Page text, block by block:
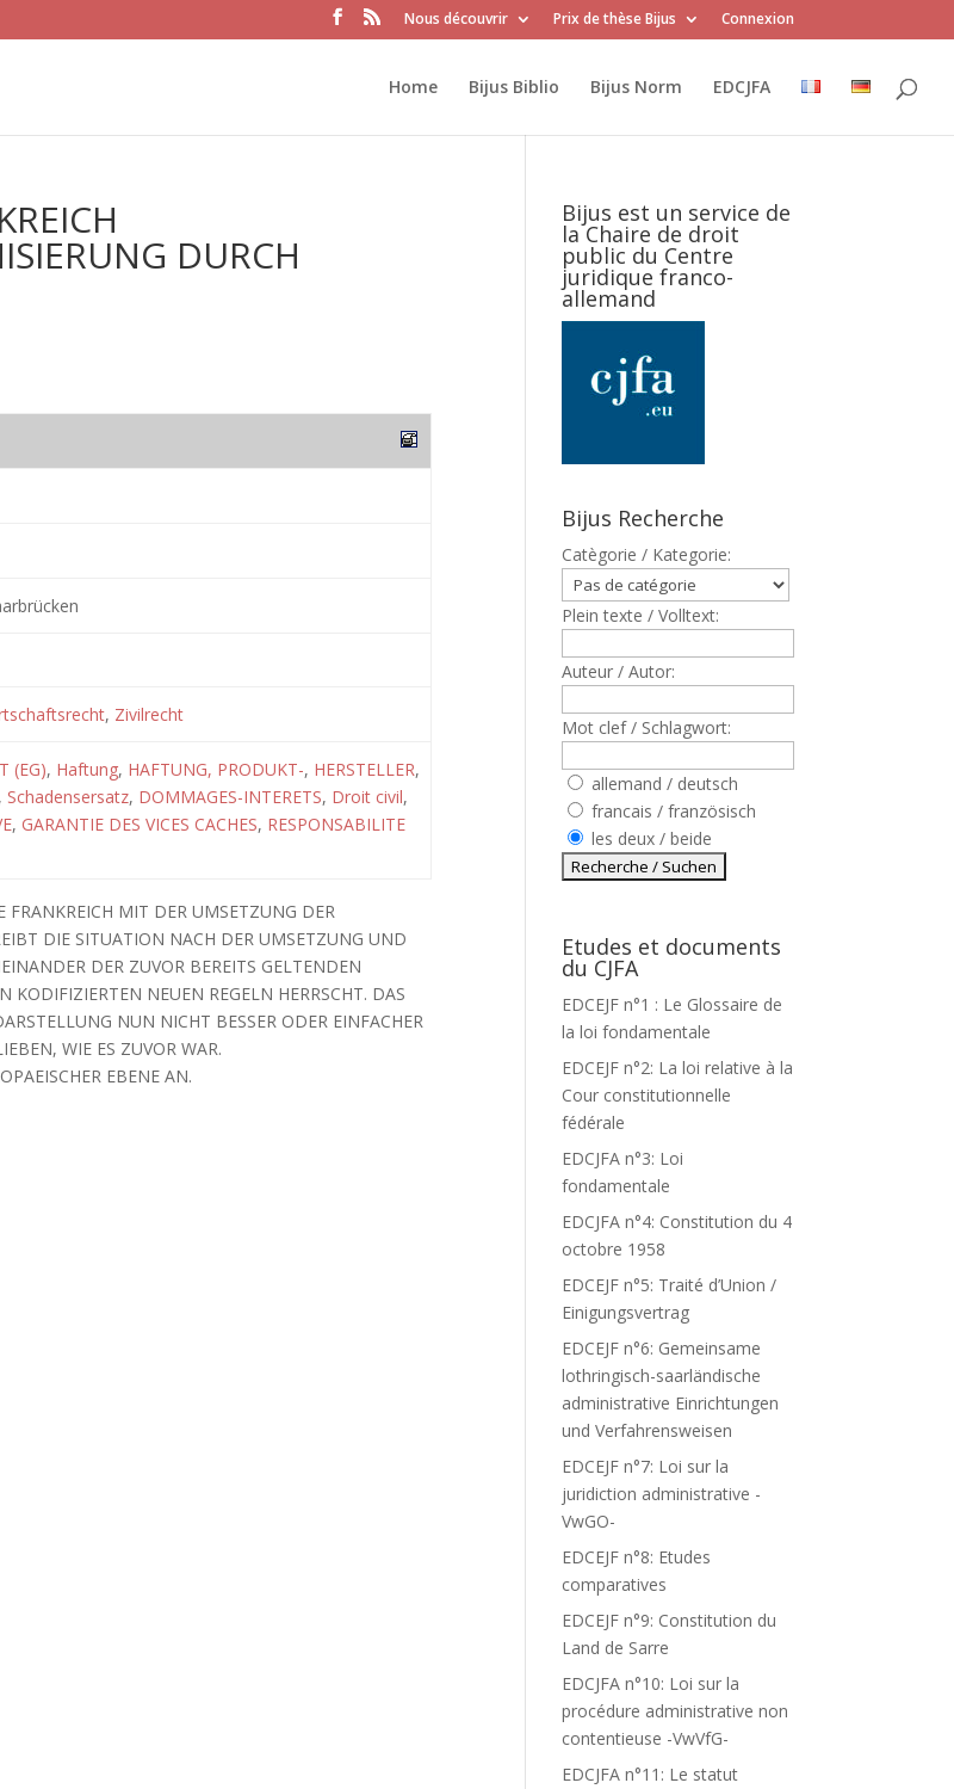
Nous découvrir Prix de thèse Bijus Connexion
Home Bijus Biblio Bijus Norm EDCJFA
DURCH
, Zivilrecht
(EG), Haftung, HAFTUNG, PRODUKT-, HERSTELLER,
Schadensersatz, DOMMAGES-INTERETS, Droit civil,
, GARANTIE DES VICES CACHES, RESPONSABILITE
FRANKREICH MIT DER UMSETZUNG DER
DIE SITUATION NACH DER UMSETZUNG UND
DER ZUVOR BEREITS GELTENDEN
NEUEN REGELN HERRSCHT. DAS
NUN NICHT BESSER ODER EINFACHER
WIE ES ZUVOR WAR.
EBENE AN.
Bijus est un service de
la Chaire de droit
public du Centre
juridique franco-
allemand
Bijus Recherche
Catègorie / Kategorie:
Plein texte / Volltext:
Auteur / Autor:
Mot clef / Schlagwort:
allemand / deutsch
francais / französisch
les deux / beide
Etudes et documents
du CJFA
EDCEJF n°1 : Le Glossaire de
la loi fondamentale
EDCEJF n°2: La loi relative à la
Cour constitutionnelle
fédérale
EDCJFA n°3: Loi
fondamentale
EDCJFA n°4: Constitution du 4
octobre 1958
EDCEJF n°5: Traité d’Union /
Einigungsvertrag
EDCEJF n°6: Gemeinsame
lothringisch-saarländische
administrative Einrichtungen
und Verfahrensweisen
EDCEJF n°7: Loi sur la
juridiction administrative -
VwGO-
EDCEJF n°8: Etudes
comparatives
EDCEJF n°9: Constitution du
Land de Sarre
EDCJFA n°10: Loi sur la
procédure administrative non
contentieuse -VwVfG-
EDCJFA n°11: Le statut